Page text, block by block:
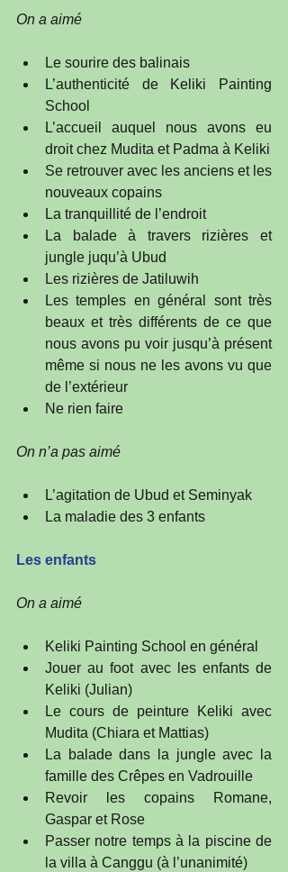
On a aimé
Le sourire des balinais
L’authenticité de Keliki Painting
School
L’accueil auquel nous avons eu
Se retrouver avec les anciens et les
nouveaux copains
La tranquillité de l’endroit
La balade à travers rizières et
jungle juqu’à Ubud
Les rizières de Jatiluwih
Les temples en général sont très
beaux et très différents de ce que
nous avons pu voir jusqu’à présent
même si nous ne les avons vu que
de l’extérieur
Ne rien faire
On n’a pas aimé
L’agitation de Ubud et Seminyak
La maladie des 3 enfants
Les enfants
On a aimé
Keliki Painting School en général
Jouer au foot avec les enfants de
Keliki (Julian)
Le cours de peinture Keliki avec
Mudita (Chiara et Mattias)
La balade dans la jungle avec la
famille des Crêpes en Vadrouille
Revoir les copains Romane,
Gaspar et Rose
Passer notre temps à la piscine de
la villa à Canggu (à l’unanimité)